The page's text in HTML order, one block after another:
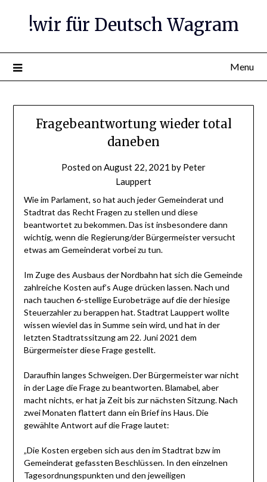
!wir für Deutsch Wagram
Menu
Fragebeantwortung wieder total
daneben
Posted onAugust 22, 2021 by Peter
Lauppert
Wie im Parlament, so hat auch jeder Gemeinderat und
Stadtrat das Recht Fragen zu stellen und diese
beantwortet zu bekommen. Das ist insbesondere dann
wichtig, wenn die Regierung/der Bürgermeister versucht
etwas am Gemeinderat vorbei zu tun.
Im Zuge des Ausbaus der Nordbahn hat sich die Gemeinde
zahlreiche Kosten auf’s Auge drücken lassen. Nach und
nach tauchen 6-stellige Eurobeträge auf die der hiesige
Steuerzahler zu berappen hat. Stadtrat Lauppert wollte
wissen wieviel das in Summe sein wird, und hat in der
letzten Stadtratssitzung am 22. Juni 2021 dem
Bürgermeister diese Frage gestellt.
Daraufhin langes Schweigen. Der Bürgermeister war nicht
in der Lage die Frage zu beantworten. Blamabel, aber
macht nichts, er hat ja Zeit bis zur nächsten Sitzung. Nach
zwei Monaten flattert dann ein Brief ins Haus. Die
gewählte Antwort auf die Frage lautet:
„Die Kosten ergeben sich aus den im Stadtrat bzw im
Gemeinderat gefassten Beschlüssen. In den einzelnen
Tagesordnungspunkten und den jeweiligen